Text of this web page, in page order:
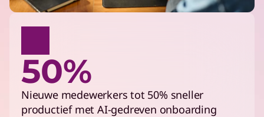
50%
Nieuwe medewerkers tot 50% sneller
productief met AI-gedreven onboarding